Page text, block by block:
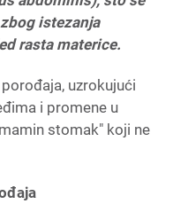
istezanja
rasta materice.
uzrokujući
i promene u
stomak" koji ne